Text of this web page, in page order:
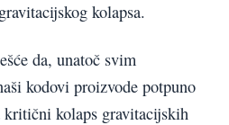
kolapsa.
da, unatoč svim
kodovi proizvode potpuno
kritični kolaps gravitacijskih